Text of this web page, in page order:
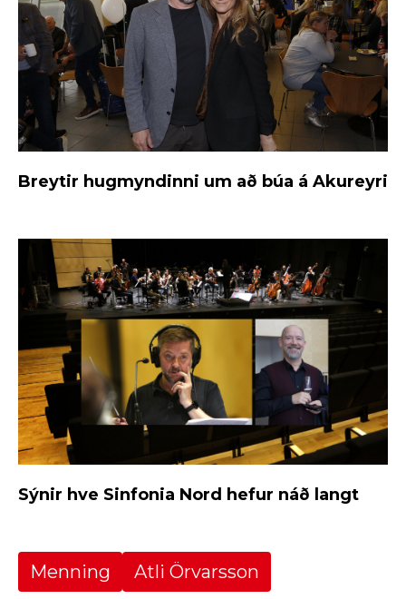
Breytir hugmyndinni um að búa á Akureyri
Sýnir hve Sinfonia Nord hefur náð langt
Menning Atli Örvarsson